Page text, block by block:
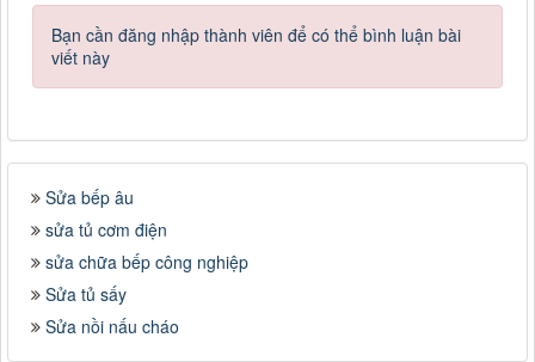
Bạn cần đăng nhập thành viên để có thể bình luận bài
viết này
Sửa bếp âu
sửa tủ cơm điện
sửa chữa bếp công nghiệp
Sửa tủ sấy
Sửa nồi nấu cháo